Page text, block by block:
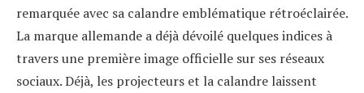
remarquée avec sa calandre emblématique rétroéclairée.
La marque allemande a déjà dévoilé quelques indices à
travers une première image officielle sur ses réseaux
sociaux. Déjà, les projecteurs et la calandre laissent